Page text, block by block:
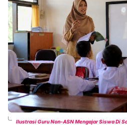
Ilustrasi Guru Non-ASN Mengajar Siswa Di